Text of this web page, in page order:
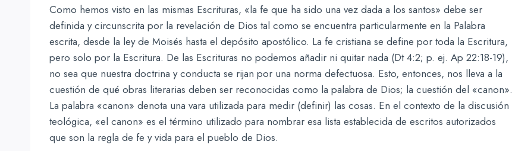
Como hemos visto en las mismas Escrituras, «la fe que ha sido una vez dada a los santos» debe ser
definida y circunscrita por la revelación de Dios tal como se encuentra particularmente en la Palabra
escrita, desde la ley de Moisés hasta el depósito apostólico. La fe cristiana se define por toda la Escritura,
pero solo por la Escritura. De las Escrituras no podemos añadir ni quitar nada (Dt 4:2; p. ej. Ap 22:18-19),
no sea que nuestra doctrina y conducta se rijan por una norma defectuosa. Esto, entonces, nos lleva a la
cuestión de qué obras literarias deben ser reconocidas como la palabra de Dios; la cuestión del «canon».
La palabra «canon» denota una vara utilizada para medir (definir) las cosas. En el contexto de la discusión
teológica, «el canon» es el término utilizado para nombrar esa lista establecida de escritos autorizados
que son la regla de fe y vida para el pueblo de Dios.